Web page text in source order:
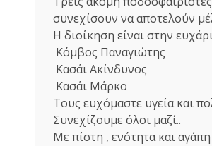
συνεχίσουν να αποτελούν
Η διοίκηση είναι στην
Κόμβος Παναγιώτης
Κασάι Ακίνδυνος
Κασάι Μάρκο
Τους ευχόμαστε υγεία και
Συνεχίζουμε όλοι μαζί..
Με πίστη , ενότητα και